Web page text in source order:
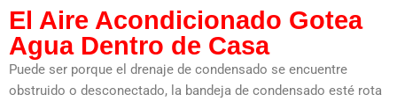
El Aire Acondicionado Gotea
Agua Dentro de Casa
Puede ser porque el drenaje de condensado se encuentre
obstruido o desconectado, la bandeja de condensado esté rota